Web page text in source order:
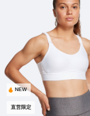
NEW
直営限定